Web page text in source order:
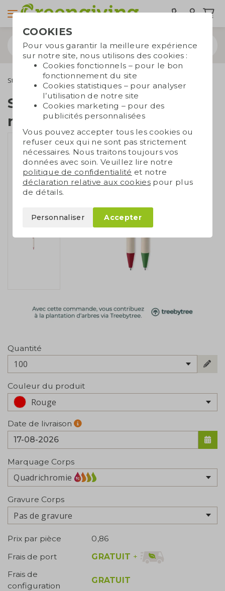
Stylos Stylos en carton Stylo en briques de lait recyclées
Stylo en briques de lait
recyclées
Quantité
100
Couleur du produit
Rouge
Date de livraison
Marquage Corps
Quadrichromie
Gravure Corps
Pas de gravure
Prix par pièce
0,86
Frais de port
GRATUIT +
Frais de
configuration
GRATUIT
COOKIES
Pour vous garantir la meilleure expérience
sur notre site, nous utilisons des cookies :
Cookies fonctionnels – pour le bon
fonctionnement du site
Cookies statistiques – pour analyser
l’utilisation de notre site
Cookies marketing – pour des
publicités personnalisées
Vous pouvez accepter tous les cookies ou
refuser ceux qui ne sont pas strictement
nécessaires. Nous traitons toujours vos
données avec soin. Veuillez lire notre
politique de confidentialité et notre
déclaration relative aux cookies pour plus
de détails.
Personnaliser Accepter